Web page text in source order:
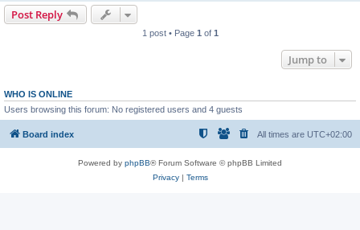
Post Reply
1 post • Page 1 of 1
Jump to
WHO IS ONLINE
Users browsing this forum: No registered users and 4 guests
Board index All times are UTC+02:00
Powered by phpBB® Forum Software © phpBB Limited
Privacy| Terms